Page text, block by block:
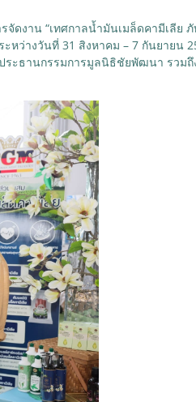
จัดงาน “เทศกาลน้ำมันเมล็ดคามีเลีย
หว่างวันที่ 31 สิงหาคม – 7 กันยายน
ระธานกรรมการมูลนิธิชัยพัฒนา รวม